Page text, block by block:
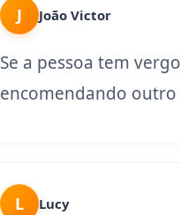
J João Victor
Se a pessoa tem
encomendando
L Lucy